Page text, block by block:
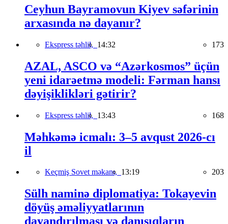
Ceyhun Bayramovun Kiyev səfərinin
arxasında nə dayanır?
Ekspress təhlil, 14:32 173
AZAL, ASCO və “Azərkosmos” üçün
yeni idarəetmə modeli: Fərman hansı
dəyişiklikləri gətirir?
Ekspress təhlil, 13:43 168
Məhkəmə icmalı: 3–5 avqust 2026-cı
il
Keçmiş Sovet məkanı, 13:19 203
Sülh naminə diplomatiya: Tokayevin
döyüş əməliyyatlarının
dayandırılması və danışıqların